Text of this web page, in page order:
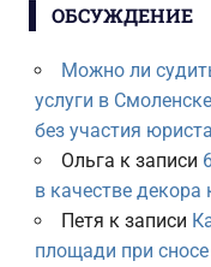
ОБСУЖДЕНИЕ
Можно ли
услуги в Смоленске
без участия
Ольга к записи
в качестве декора
Петя к записи
площади при